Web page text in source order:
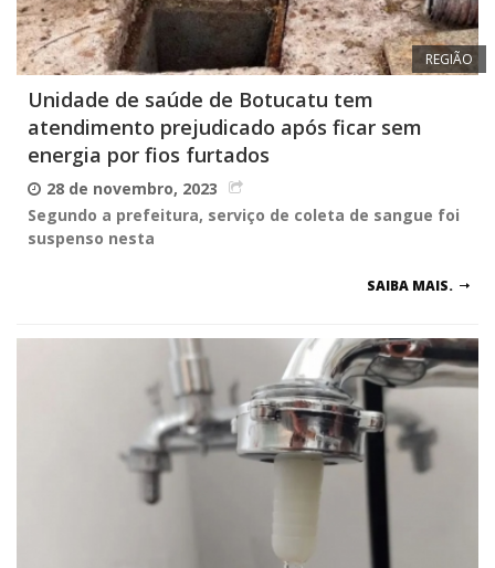
REGIÃO
Unidade de saúde de Botucatu tem
atendimento prejudicado após ficar sem
energia por fios furtados
28 de novembro, 2023
Segundo a prefeitura, serviço de coleta de sangue foi
suspenso nesta
SAIBA MAIS.